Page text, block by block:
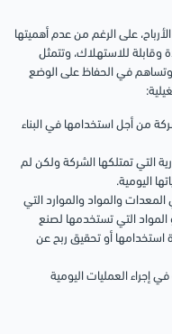
على الرغم من عدم أهميتها
وقابلة للاستهلاك، وتتمثل
وتساهم في الحفاظ على الوضع
من أجل استخدامها في البناء
التي تمتلكها الشركة ولكن لم
اليومية.
والمواد والموارد التي
المواد التي تستخدمها لصنع
استخدامها أو تحقيق ربح عن
إجراء العمليات اليومية